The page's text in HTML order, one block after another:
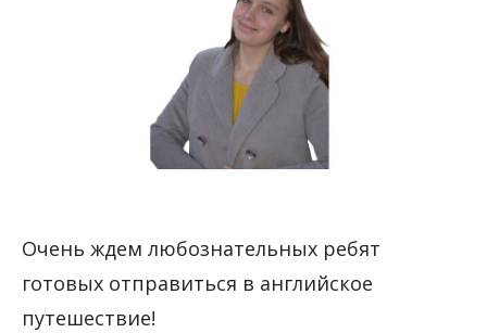
Очень ждем любознательных ребят
готовых отправиться в английское
путешествие!